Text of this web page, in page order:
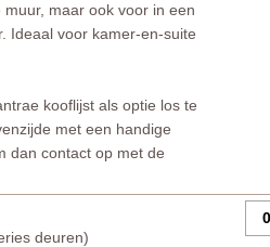
maar ook voor in een
Ideaal voor kamer-en-suite
kooflijst als optie los te
met een handige
dan contact op met de
deuren)